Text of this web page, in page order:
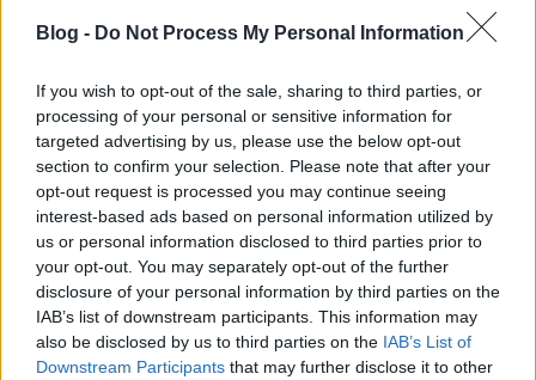
Blog - Do Not Process My Personal Information
If you wish to opt-out of the sale, sharing to third parties, or
processing of your personal or sensitive information for
targeted advertising by us, please use the below opt-out
section to confirm your selection. Please note that after your
opt-out request is processed you may continue seeing
interest-based ads based on personal information utilized by
us or personal information disclosed to third parties prior to
your opt-out. You may separately opt-out of the further
disclosure of your personal information by third parties on the
IAB’s list of downstream participants. This information may
also be disclosed by us to third parties on the IAB’s List of
Downstream Participants that may further disclose it to other
És amint azt említettük, történtek már korábban is
hasonló kísérletek. Volt példáulegy olyan többmillió